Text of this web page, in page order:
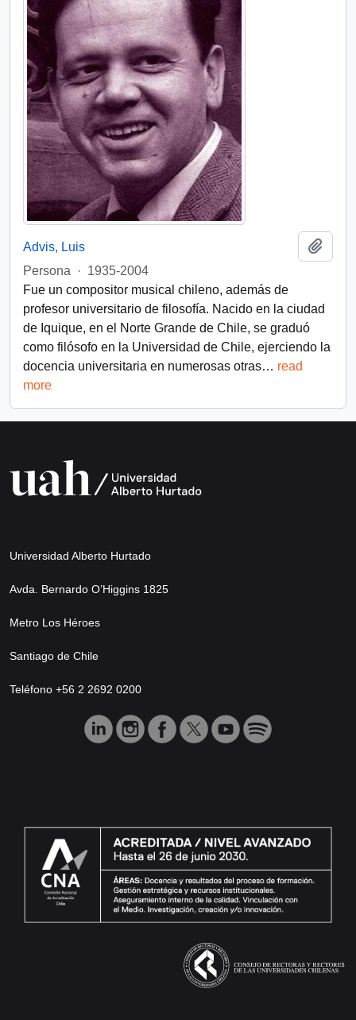
Advis, Luis
Persona
· 1935-2004
Fue un compositor musical chileno, además de
profesor universitario de filosofía. Nacido en la ciudad
de Iquique, en el Norte Grande de Chile, se graduó
como filósofo en la Universidad de Chile, ejerciendo la
docencia universitaria en numerosas otras… read
more
Universidad Alberto Hurtado
Avda. Bernardo O’Higgins 1825
Metro Los Héroes
Santiago de Chile
Teléfono +56 2 2692 0200